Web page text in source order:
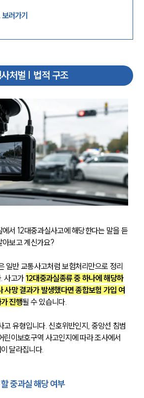
러가기
처벌 | 법적 구조
서 12대중과실사고에 해당한다는 말을 듣
보고 계신가요?
일반 교통사고처럼 보험처리만으로 정리
사고가 12대중과실종류 중 하나에 해당하
사망 결과가 발생했다면 종합보험 가입 여
진행될 수 있습니다.
고 유형입니다. 신호위반인지, 중앙선 침범
린이보호구역 사고인지에 따라 조사에서
달라집니다.
중과실 해당 여부